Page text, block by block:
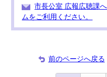
市長公室 広報広聴課
ムをご利用ください。
前のページへ戻る